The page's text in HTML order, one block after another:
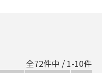
全72件中 / 1-10件